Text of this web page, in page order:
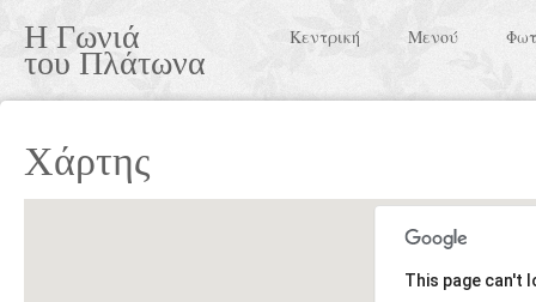
Η Γωνιά
του Πλάτωνα
Κεντρική Μενού
Χάρτης
This page can't